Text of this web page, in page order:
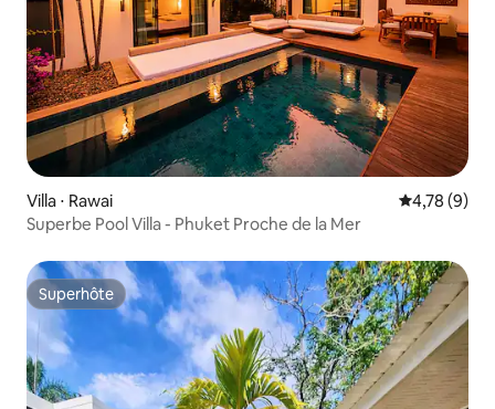
Villa ⋅ Rawai Évaluation
4,78 (9)
Superbe Pool Villa - Phuket Proche de la Mer
Superhôte
Superhôte